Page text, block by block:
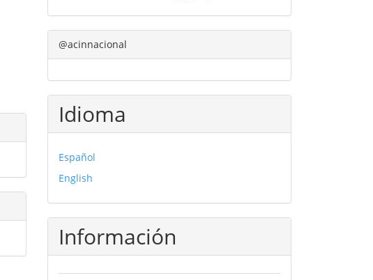
@acinnacional
Idioma
Español
English
Información